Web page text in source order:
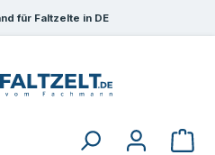
für Faltzelte in DE